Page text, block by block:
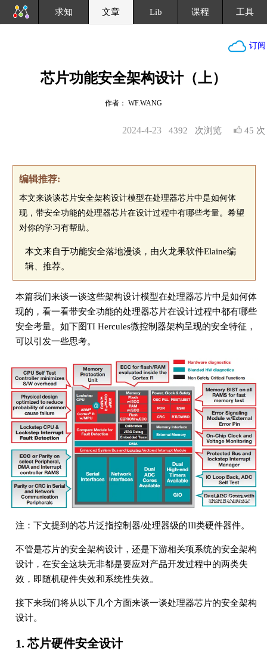
求知 文章 Lib 课程 工具
订阅
芯片功能安全架构设计（上）
作者： WF.WANG
4392 次浏览 45 次
2024-4-23
编辑推荐:
本文来谈谈芯片安全架构设计模型在处理器芯片中是如何体
现，带安全功能的处理器芯片在设计过程中有哪些考量。希望
对你的学习有帮助。
本文来自于功能安全落地漫谈，由火龙果软件Elaine编
辑、推荐。
本篇我们来谈一谈这些架构设计模型在处理器芯片中是如何体
现的，看一看带安全功能的处理器芯片在设计过程中都有哪些
安全考量。如下图TI Hercules微控制器架构呈现的安全特征，
可以引发一些思考。
注：下文提到的芯片泛指控制器/处理器级的IIl类硬件器件。
不管是芯片的安全架构设计，还是下游相关项系统的安全架构
设计，在安全这块无非都是要应对产品开发过程中的两类失
效，即随机硬件失效和系统性失效。
接下来我们将从以下几个方面来谈一谈处理器芯片的安全架构
设计。
1. 芯片硬件安全设计